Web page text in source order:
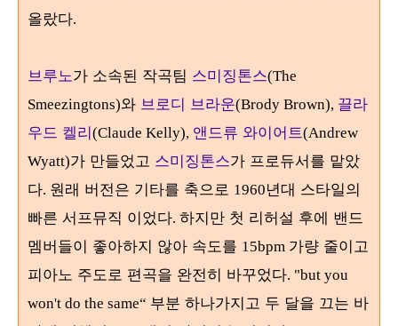
올랐다.
브루노가 소속된 작곡팀 스미징톤스(The
Smeezingtons)와 브로디 브라운(Brody Brown), 끌라
우드 켈리(Claude Kelly), 앤드류 와이어트(Andrew
Wyatt)가 만들었고 스미징톤스가 프로듀서를 맡았
다. 원래 버전은 기타를 축으로 1960년대 스타일의
빠른 서프뮤직 이었다. 하지만 첫 리허설 후에 밴드
멤버들이 좋아하지 않아 속도를 15bpm 가량 줄이고
피아노 주도로 편곡을 완전히 바꾸었다. "but you
won't do the same“ 부분 하나가지고 두 달을 끄는 바